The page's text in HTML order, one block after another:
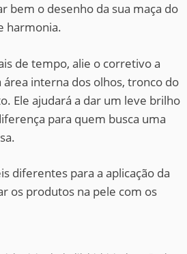
bem o desenho da sua maça do
harmonia.
de tempo, alie o corretivo a
interna dos olhos, tronco do
Ele ajudará a dar um leve brilho
para quem busca uma
diferentes para a aplicação da
os produtos na pele com os